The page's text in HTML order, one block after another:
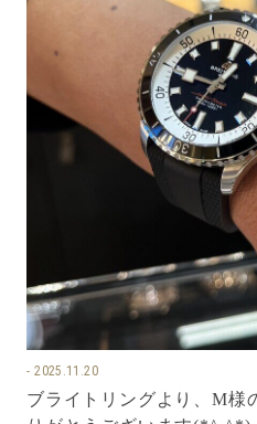
2025.11.20
ブライトリングより、M